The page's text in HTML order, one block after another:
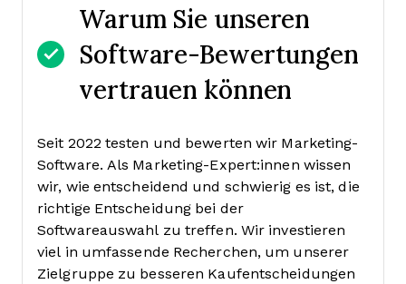
Warum Sie unseren
Software-Bewertungen
vertrauen können
Seit 2022 testen und bewerten wir Marketing-
Software. Als Marketing-Expert:innen wissen
wir, wie entscheidend und schwierig es ist, die
richtige Entscheidung bei der
Softwareauswahl zu treffen. Wir investieren
viel in umfassende Recherchen, um unserer
Zielgruppe zu besseren Kaufentscheidungen